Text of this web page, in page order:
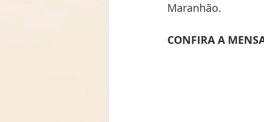
Maranhão.
CONFIRA A